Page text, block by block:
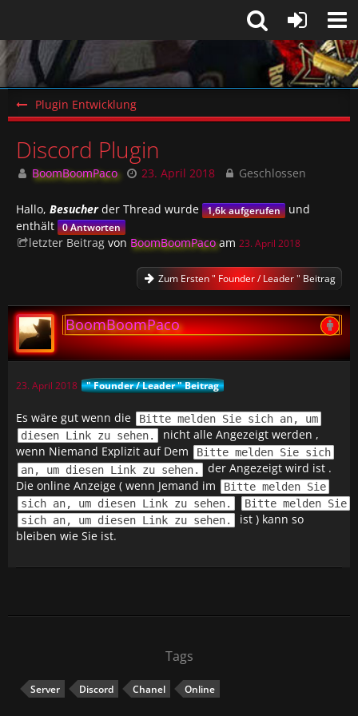
Plugin Entwicklung
Discord Plugin
BoomBoomPaco 23. April 2018 Geschlossen
Hallo, Besucherder Thread wurde 1,6k aufgerufen
und
enthält 0 Antworten
letzter Beitrag von BoomBoomPacoam 23. April 2018
Zum Ersten " Founder / Leader " Beitrag
BoomBoomPaco
23. April 2018 " Founder / Leader " Beitrag
Es wäre gut wenn die
Bitte melden Sie sich an, um
diesen Link zu sehen.
nicht alle Angezeigt werden ,
wenn Niemand Explizit auf Dem
Bitte melden Sie sich
an, um diesen Link zu sehen.
der Angezeigt wird ist .
Die online Anzeige ( wenn Jemand im
Bitte melden Sie
sich an, um diesen Link zu sehen.
Bitte melden Sie
sich an, um diesen Link zu sehen.
ist ) kann so
bleiben wie Sie ist.
Tags
Server Discord Chanel Online